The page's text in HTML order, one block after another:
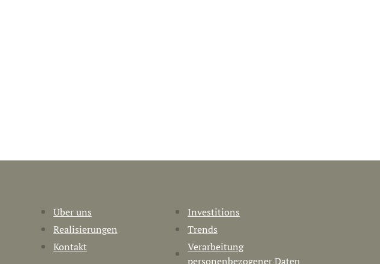
Über uns
Investitions
Realisierungen
Trends
Kontakt
Verarbeitung
personenbezogener Daten